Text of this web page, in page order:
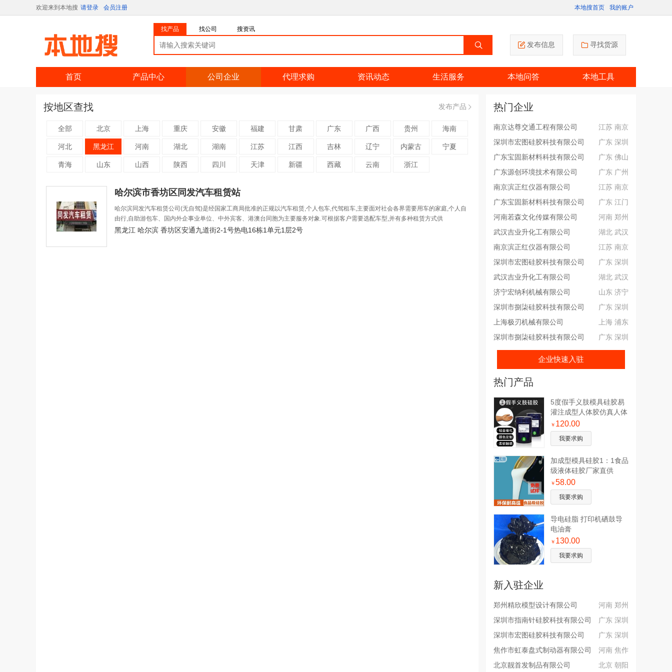
欢迎来到本地搜 请登录 会员注册 本地搜首页 我的账户
找产品 找公司 搜资讯
发布信息 寻找货源
首页 产品中心 公司企业 代理求购 资讯动态 生活服务 本地问答 本地工具
按地区查找 发布产品
全部 北京 上海 重庆 安徽 福建 甘肃 广东 广西 贵州 海南
河北 黑龙江 河南 湖北 湖南 江苏 江西 吉林 辽宁 内蒙古 宁夏
青海 山东 山西 陕西 四川 天津 新疆 西藏 云南 浙江
哈尔滨市香坊区同发汽车租赁站
哈尔滨同发汽车租赁公司(无自驾)是经国家工商局批准的正规以汽车租赁,个人包车,代驾租车,主要面对社会各界需要用车的家庭,个人自
由行,自助游包车、国内外企事业单位、中外宾客、港澳台同胞为主要服务对象.可根据客户需要选配车型,并有多种租赁方式供
黑龙江 哈尔滨 香坊区安通九道街2-1号热电16栋1单元1层2号
热门企业
南京达尊交通工程有限公司
江苏 南京
深圳市宏图硅胶科技有限公司
广东 深圳
广东宝固新材料科技有限公司
广东 佛山
广东源创环境技术有限公司
广东 广州
南京滨正红仪器有限公司
江苏 南京
广东宝固新材料科技有限公司
广东 江门
河南若森文化传媒有限公司
河南 郑州
武汉吉业升化工有限公司
湖北 武汉
南京滨正红仪器有限公司
江苏 南京
深圳市宏图硅胶科技有限公司
广东 深圳
武汉吉业升化工有限公司
湖北 武汉
济宁宏纳利机械有限公司
山东 济宁
深圳市捌柒硅胶科技有限公司
广东 深圳
上海极刃机械有限公司
上海 浦东
深圳市捌柒硅胶科技有限公司
广东 深圳
企业快速入驻
热门产品
5度假手义肢模具硅胶易
灌注成型人体胶仿真人体
假肢硅胶可定制
￥ 120.00
我要求购
加成型模具硅胶1：1食品
级液体硅胶厂家直供
￥58.00
我要求购
导电硅脂 打印机硒鼓导
电油膏
￥ 130.00
我要求购
新入驻企业
郑州精欣模型设计有限公司
河南 郑州
深圳市指南针硅胶科技有限公司
广东 深圳
深圳市宏图硅胶科技有限公司
广东 深圳
焦作市虹泰盘式制动器有限公司
河南 焦作
北京靓首发制品有限公司
北京 朝阳